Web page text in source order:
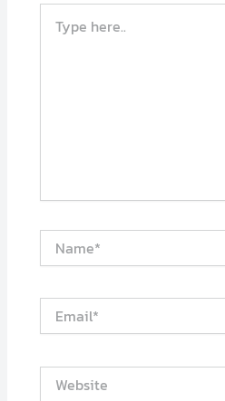
Type
here..
Name*
Website